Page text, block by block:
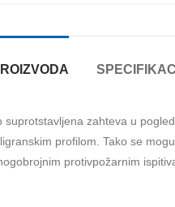
zahteva u
profilom. Tako se
protivpožarnim